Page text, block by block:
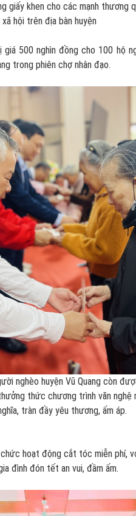
giấy khen cho các mạnh
xã hội trên địa bàn huyện
500 nghìn đồng cho 100 hộ
trong phiên chợ nhân đạo.
nghèo huyện Vũ Quang còn
thức chương trình văn nghệ
tràn đầy yêu thương, ấm áp.
chức hoạt động cắt tóc miễn phí,
đình đón tết an vui, đầm ấm.